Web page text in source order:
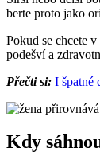
berte proto jako
Pokud se chcete
podešví a
Přečti si: I špatné
Kdy